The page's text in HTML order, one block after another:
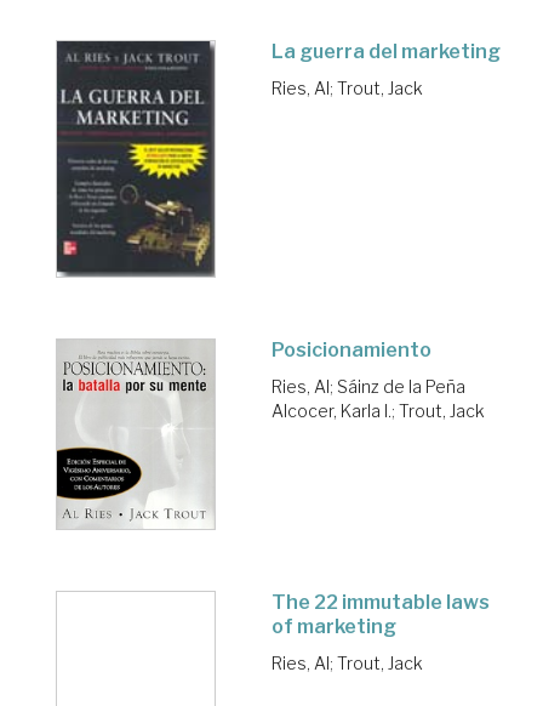
La guerra del marketing
Ries, Al; Trout, Jack
Posicionamiento
Ries, Al; Sáinz de la Peña
Alcocer, Karla I.; Trout, Jack
The 22 immutable laws
of marketing
Ries, Al; Trout, Jack